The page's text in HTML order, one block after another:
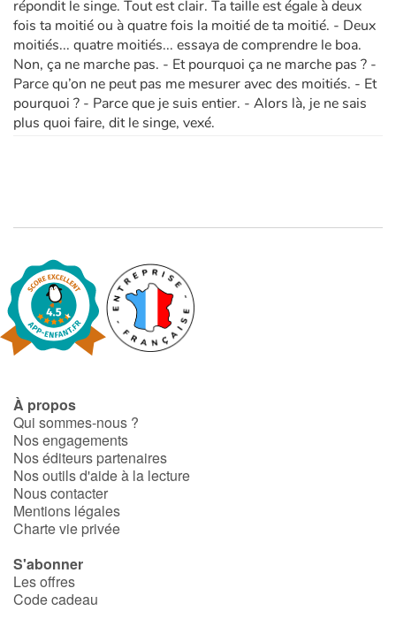
répondit le singe. Tout est clair. Ta taille est égale à deux
fois ta moitié ou à quatre fois la moitié de ta moitié. - Deux
moitiés... quatre moitiés... essaya de comprendre le boa.
Non, ça ne marche pas. - Et pourquoi ça ne marche pas ? -
Parce qu’on ne peut pas me mesurer avec des moitiés. - Et
pourquoi ? - Parce que je suis entier. - Alors là, je ne sais
plus quoi faire, dit le singe, vexé.
À propos
Qui sommes-nous ?
Nos engagements
Nos éditeurs partenaires
Nos outils d'aide à la lecture
Nous contacter
Mentions légales
Charte vie privée
S'abonner
Les offres
Code cadeau